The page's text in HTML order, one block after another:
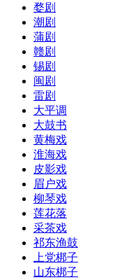
婺剧
潮剧
蒲剧
赣剧
锡剧
闽剧
雷剧
大平调
大鼓书
黄梅戏
淮海戏
皮影戏
眉户戏
柳琴戏
莲花落
采茶戏
祁东渔鼓
上党梆子
山东梆子